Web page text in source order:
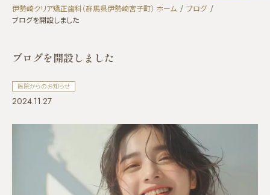
伊勢崎クリア矯正歯科（群馬県伊勢崎宮子町） ホーム
ブログ
ブログを開設しました
ブログを開設しました
医院からのお知らせ
2024.11.27